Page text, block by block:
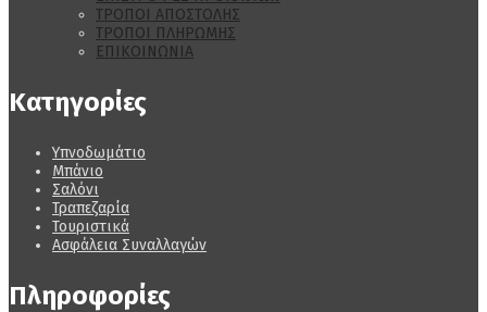
ΤΡΟΠΟΙ ΑΠΟΣΤΟΛΗΣ
ΤΡΟΠΟΙ ΠΛΗΡΩΜΗΣ
ΕΠΙΚΟΙΝΩΝΙΑ
Κατηγορίες
Υπνοδωμάτιο
Μπάνιο
Σαλόνι
Τραπεζαρία
Τουριστικά
Ασφάλεια Συναλλαγών
Πληροφορίες